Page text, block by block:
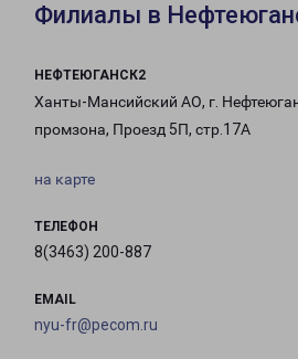
Филиалы в
НЕФТЕЮГАНСК2
Ханты-Мансийский АО, г.
промзона, Проезд 5П, стр.17А
на карте
ТЕЛЕФОН
8(3463) 200-887
EMAIL
nyu-fr@pecom.ru